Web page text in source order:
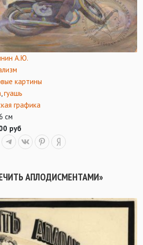
А.Ю.
картины
,гуашь
графика
см
руб
АПЛОДИСМЕНТАМИ»